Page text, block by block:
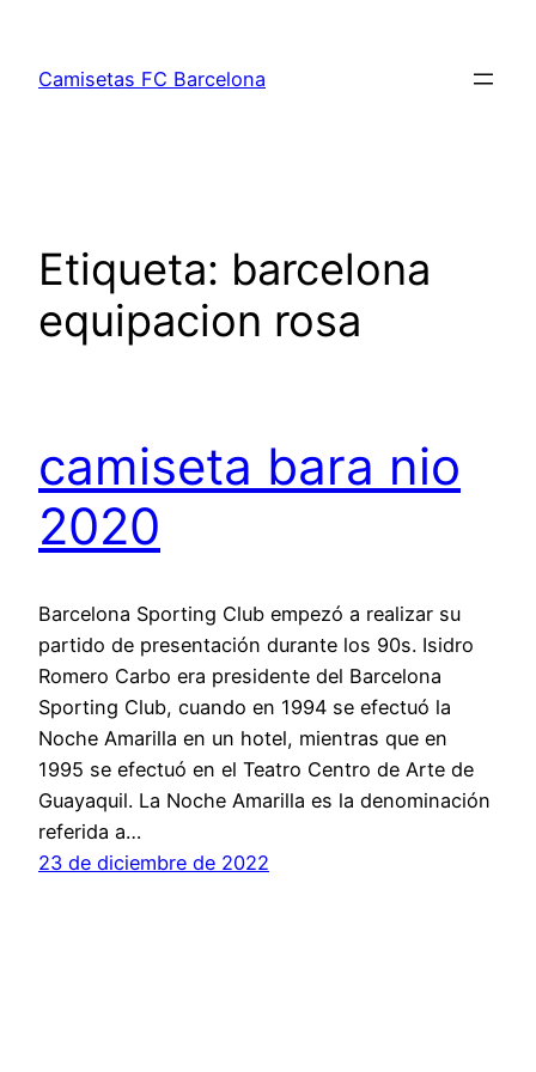
contenido
Camisetas FC Barcelona
Etiqueta: barcelona
equipacion rosa
camiseta bara nio
2020
Barcelona Sporting Club empezó a realizar su
partido de presentación durante los 90s. Isidro
Romero Carbo era presidente del Barcelona
Sporting Club, cuando en 1994 se efectuó la
Noche Amarilla en un hotel, mientras que en
1995 se efectuó en el Teatro Centro de Arte de
Guayaquil. La Noche Amarilla es la denominación
referida a…
23 de diciembre de 2022